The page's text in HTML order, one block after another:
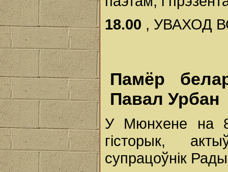
18.00 , УВАХОД
Памёр
Павал Урбан
У Мюнхене на
гісторык,
супрацоўнік